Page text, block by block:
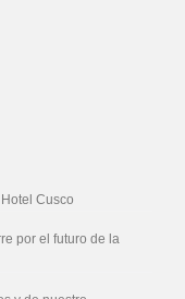
Cusco
por el futuro de la